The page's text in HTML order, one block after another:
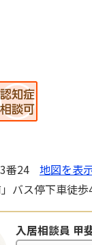
番24
地図を表
バス停下車徒歩
入居相談員 甲